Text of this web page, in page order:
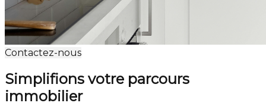
Contactez-nous
Simplifions votre parcours
immobilier